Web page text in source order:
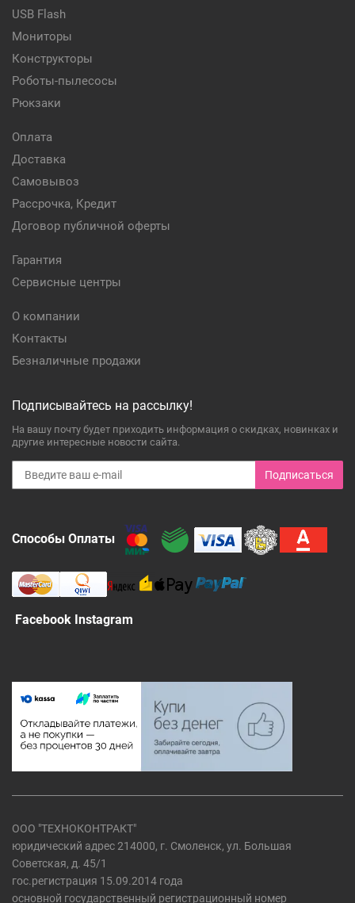
USB Flash
Мониторы
Конструкторы
Роботы-пылесосы
Рюкзаки
Оплата
Доставка
Самовывоз
Рассрочка, Кредит
Договор публичной оферты
Гарантия
Сервисные центры
О компании
Контакты
Безналичные продажи
Подписывайтесь на рассылку!
На вашу почту будет приходить информация о скидках, новинках и
другие интересные новости сайта.
Подписаться
Способы Оплаты
Facebook Instagram
ООО "ТЕХНОКОНТРАКТ"
юридический адрес 214000, г. Смоленск, ул. Большая
Советская, д. 45/1
гос.регистрация 15.09.2014 года
основной государственный регистрационный номер